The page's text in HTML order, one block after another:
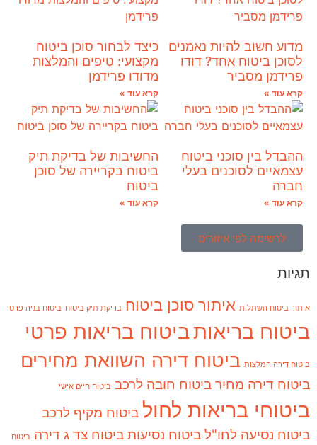
מדוע חשוב להיות נאמנים
לסוכן ביטוח אחד? דודו
פרידמן מסביר
קרא עוד »
כיצד לבחור סוכן ביטוח
מקצועי: טיפים והמלצות
מדודו פרידמן
קרא עוד »
ההבדל בין סוכני ביטוח
עצמאיים לסוכנים בעלי
חברה
קרא עוד »
החשיבות של בדיקת תיק
ביטוח בקריירה של סוכן
ביטוח
קרא עוד »
לרשימה לפי איזורים
תגיות
איתור ביטוח השתלות איתור סוכן ביטוח בדיקת תיק ביטוח ביטוח בניה פרטי
ביטוח בריאותביטוח בריאות פרטי
ביטוח דירה המלצות ביטוח דירה השוואת מחירים
ביטוח דירה מחיר ביטוח חובה לרכב ביטוח חיים אישי
ביטוחי בריאות לחול ביטוח מקיף לרכב
ביטוח נסיעה לחו"ל ביטוח נסיעות ביטוח צד ג דירה ביטוח